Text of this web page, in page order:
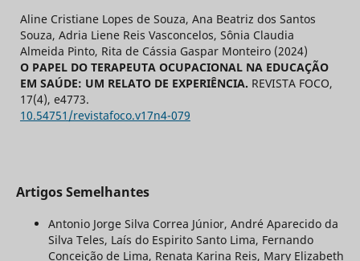
Aline Cristiane Lopes de Souza, Ana Beatriz dos Santos
Souza, Adria Liene Reis Vasconcelos, Sônia Claudia
Almeida Pinto, Rita de Cássia Gaspar Monteiro (2024)
O PAPEL DO TERAPEUTA OCUPACIONAL NA EDUCAÇÃO
EM SAÚDE: UM RELATO DE EXPERIÊNCIA. REVISTA FOCO,
17(4), e4773.
10.54751/revistafoco.v17n4-079
Artigos Semelhantes
Antonio Jorge Silva Correa Júnior, André Aparecido da
Silva Teles, Laís do Espirito Santo Lima, Fernando
Conceição de Lima, Renata Karina Reis, Mary Elizabeth